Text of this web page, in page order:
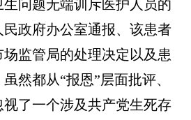
问题无端训斥医护人员的
政府办公室通报、该患者
监管局的处理决定以及患
然都从“报恩”层面批评、
了一个涉及共产党生死存